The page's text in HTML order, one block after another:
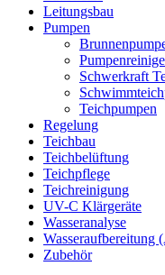
Leitungsbau
Pumpen
Schwerkraft
Teichpumpen
Regelung
Teichbau
Teichbelüftung
Teichpflege
Teichreinigung
UV-C Klärgeräte
Wasseranalyse
Wasseraufbereitung
Zubehör